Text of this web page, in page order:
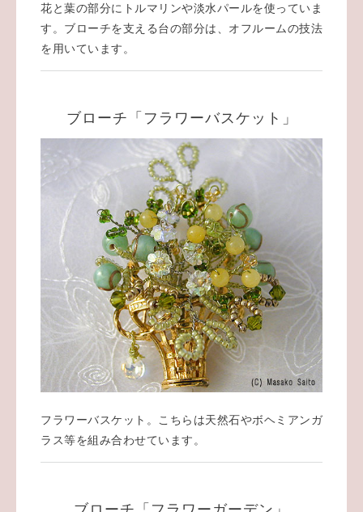
花と葉の部分にトルマリンや淡水パールを使っていま
す。ブローチを支える台の部分は、オフルームの技法
を用いています。
ブローチ「フラワーバスケット」
フラワーバスケット。こちらは天然石やボヘミアンガ
ラス等を組み合わせています。